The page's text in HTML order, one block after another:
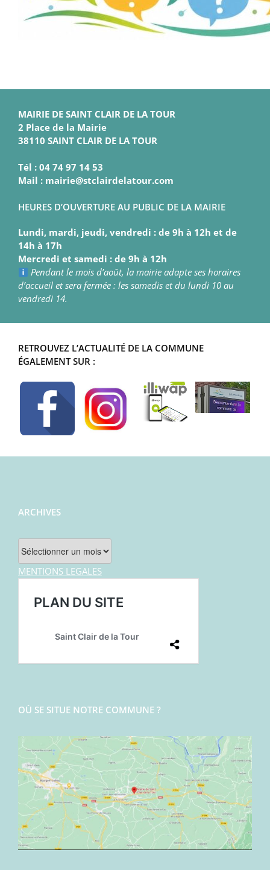
MAIRIE DE SAINT CLAIR DE LA TOUR
2 Place de la Mairie
38110 SAINT CLAIR DE LA TOUR
Tél : 04 74 97 14 53
Mail : mairie@stclairdelatour.com
HEURES D’OUVERTURE AU PUBLIC DE LA MAIRIE
Lundi, mardi, jeudi, vendredi : de 9h à 12h et de
14h à 17h
Mercredi et samedi : de 9h à 12h
Pendant le mois d’août, la mairie adapte ses horaires
d’accueil et sera fermée : les samedis et du lundi 10 au
vendredi 14.
RETROUVEZ L’ACTUALITÉ DE LA COMMUNE
ÉGALEMENT SUR :
ARCHIVES
Archives
MENTIONS LEGALES
OÙ SE SITUE NOTRE COMMUNE ?